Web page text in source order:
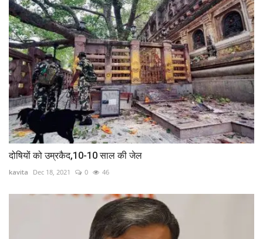
दोषियों को उम्रकैद,10-10 साल की जेल
kavita Dec 18, 2021 0 46